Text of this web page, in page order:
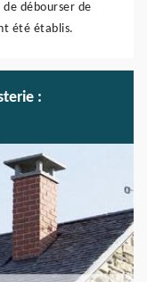
de débourser de
été établis.
: